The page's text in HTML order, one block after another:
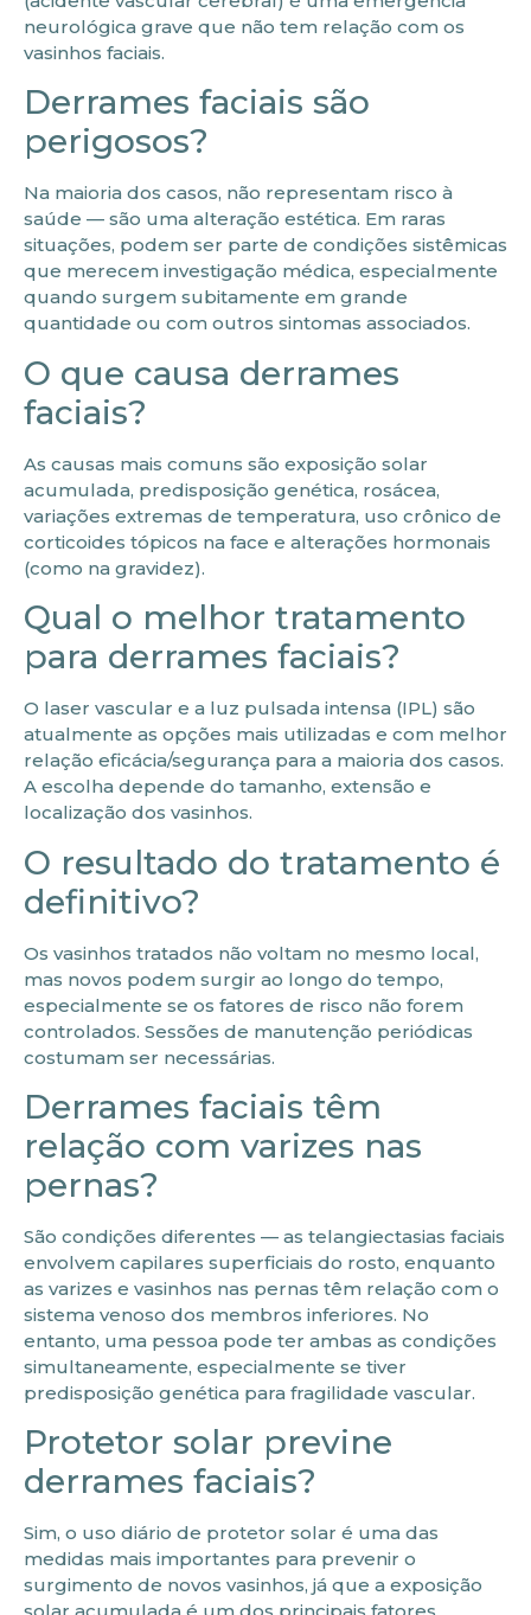
neurológica grave que não tem relação com os
vasinhos faciais.
Derrames faciais são
perigosos?
Na maioria dos casos, não representam risco à
saúde — são uma alteração estética. Em raras
situações, podem ser parte de condições sistêmicas
que merecem investigação médica, especialmente
quando surgem subitamente em grande
quantidade ou com outros sintomas associados.
O que causa derrames
faciais?
As causas mais comuns são exposição solar
acumulada, predisposição genética, rosácea,
variações extremas de temperatura, uso crônico de
corticoides tópicos na face e alterações hormonais
(como na gravidez).
Qual o melhor tratamento
para derrames faciais?
O laser vascular e a luz pulsada intensa (IPL) são
atualmente as opções mais utilizadas e com melhor
relação eficácia/segurança para a maioria dos casos.
A escolha depende do tamanho, extensão e
localização dos vasinhos.
O resultado do tratamento é
definitivo?
Os vasinhos tratados não voltam no mesmo local,
mas novos podem surgir ao longo do tempo,
especialmente se os fatores de risco não forem
controlados. Sessões de manutenção periódicas
costumam ser necessárias.
Derrames faciais têm
relação com varizes nas
pernas?
São condições diferentes — as telangiectasias faciais
envolvem capilares superficiais do rosto, enquanto
as varizes e vasinhos nas pernas têm relação com o
sistema venoso dos membros inferiores. No
entanto, uma pessoa pode ter ambas as condições
simultaneamente, especialmente se tiver
predisposição genética para fragilidade vascular.
Protetor solar previne
derrames faciais?
Sim, o uso diário de protetor solar é uma das
medidas mais importantes para prevenir o
surgimento de novos vasinhos, já que a exposição